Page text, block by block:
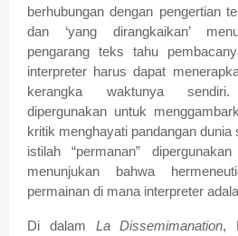
berhubungan dengan pengertian
dan ‘yang dirangkaikan’
pengarang teks tahu
interpreter harus dapat
kerangka waktunya sendiri.
dipergunakan untuk
kritik menghayati pandangan dunia
istilah “permanan”
menunjukan bahwa
permainan di mana interpreter
Di dalam La Dissemimanation,